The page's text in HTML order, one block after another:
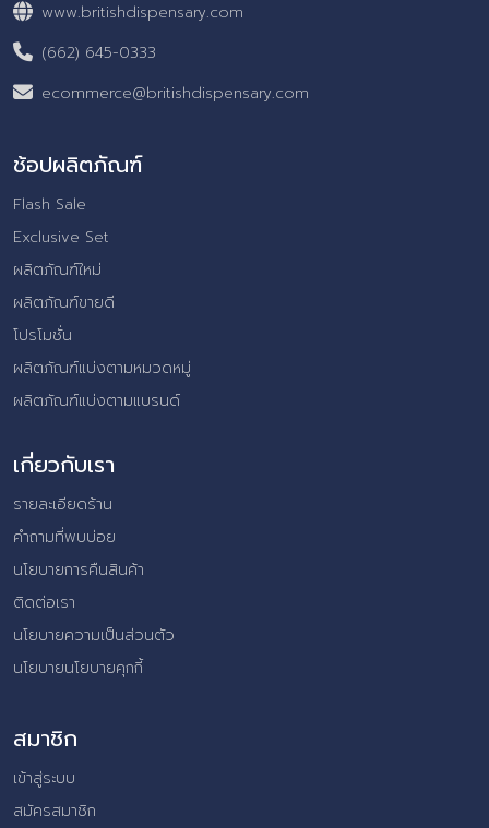
www.britishdispensary.com
(662) 645-0333
ecommerce@britishdispensary.com
ช้อปผลิตภัณฑ์
Flash Sale
Exclusive Set
ผลิตภัณฑ์ใหม่
ผลิตภัณฑ์ขายดี
โปรโมชั่น
ผลิตภัณฑ์แบ่งตามหมวดหมู่
ผลิตภัณฑ์แบ่งตามแบรนด์
เกี่ยวกับเรา
รายละเอียดร้าน
คำถามที่พบบ่อย
นโยบายการคืนสินค้า
ติดต่อเรา
นโยบายความเป็นส่วนตัว
นโยบายนโยบายคุกกี้
สมาชิก
เข้าสู่ระบบ
สมัครสมาชิก